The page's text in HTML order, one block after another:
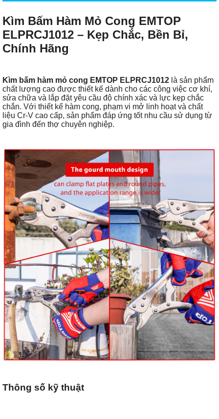
Kìm Bấm Hàm Mỏ Cong EMTOP
ELPRCJ1012 – Kẹp Chắc, Bền Bỉ,
Chính Hãng
Kìm bấm hàm mỏ cong EMTOP ELPRCJ1012 là sản phẩm
chất lượng cao được thiết kế dành cho các công việc cơ khí,
sửa chữa và lắp đặt yêu cầu độ chính xác và lực kẹp chắc
chắn. Với thiết kế hàm cong, phạm vi mở linh hoạt và chất
liệu Cr-V cao cấp, sản phẩm đáp ứng tốt nhu cầu sử dụng từ
gia đình đến thợ chuyên nghiệp.
Thông số kỹ thuật